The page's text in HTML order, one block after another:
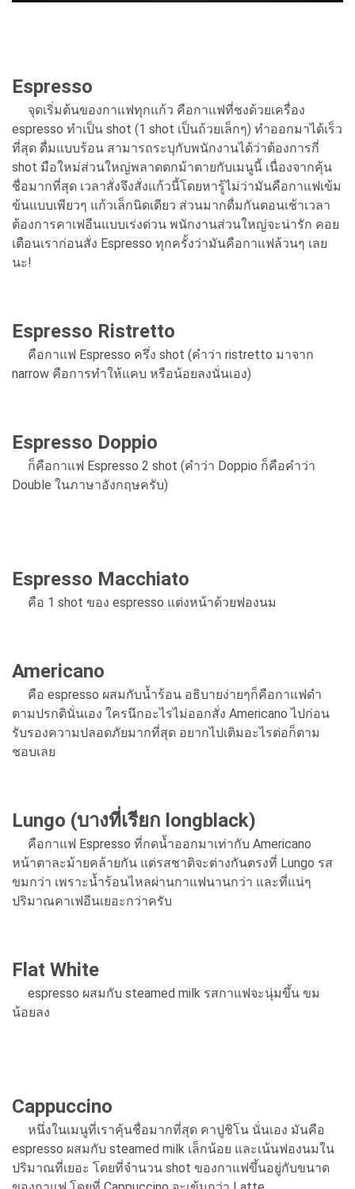
Espresso
จุดเริ่มต้นของกาแฟทุกแก้ว คือกาแฟที่ชงด้วยเครื่อง
espresso ทำเป็น shot (1 shot เป็นถ้วยเล็กๆ) ทำออกมาได้เร็ว
ที่สุด ดื่มแบบร้อน สามารถระบุกับพนักงานได้ว่าต้องการกี่
shot มือใหม่ส่วนใหญ่พลาดตกม้าตายกับเมนูนี้ เนื่องจากคุ้น
ชื่อมากที่สุด เวลาสั่งจึงสั่งแก้วนี้โดยหารู้ไม่ว่ามันคือกาแฟเข้ม
ข้นแบบเพียวๆ แก้วเล็กนิดเดียว ส่วนมากดื่มกันตอนเช้าเวลา
ต้องการคาเฟอีนแบบเร่งด่วน พนักงานส่วนใหญ่จะน่ารัก คอย
เตือนเราก่อนสั่ง Espresso ทุกครั้งว่ามันคือกาแฟล้วนๆ เลย
นะ!
Espresso Ristretto
คือกาแฟ Espresso ครึ่ง shot (คำว่า ristretto มาจาก
narrow คือการทำให้แคบ หรือน้อยลงนั่นเอง)
Espresso Doppio
ก็คือกาแฟ Espresso 2 shot (คำว่า Doppio ก็คือคำว่า
Double ในภาษาอังกฤษครับ)
Espresso Macchiato
คือ 1 shot ของ espresso แต่งหน้าด้วยฟองนม
Americano
คือ espresso ผสมกับน้ำร้อน อธิบายง่ายๆก็คือกาแฟดำ
ตามปรกตินั่นเอง ใครนึกอะไรไม่ออกสั่ง Americano ไปก่อน
รับรองความปลอดภัยมากที่สุด อยากไปเติมอะไรต่อก็ตาม
ชอบเลย
Lungo (บางที่เรียก longblack)
คือกาแฟ Espresso ที่กดน้ำออกมาเท่ากับ Americano
หน้าตาละม้ายคล้ายกัน แต่รสชาติจะต่างกันตรงที่ Lungo รส
ขมกว่า เพราะน้ำร้อนไหลผ่านกาแฟนานกว่า และที่แน่ๆ
ปริมาณคาเฟอีนเยอะกว่าครับ
Flat White
espresso ผสมกับ steamed milk รสกาแฟจะนุ่มขึ้น ขม
น้อยลง
Cappuccino
หนึ่งในเมนูที่เราคุ้นชื่อมากที่สุด คาปูชิโน นั่นเอง มันคือ
espresso ผสมกับ steamed milk เล็กน้อย และเน้นฟองนมใน
ปริมาณที่เยอะ โดยที่จำนวน shot ของกาแฟขึ้นอยู่กับขนาด